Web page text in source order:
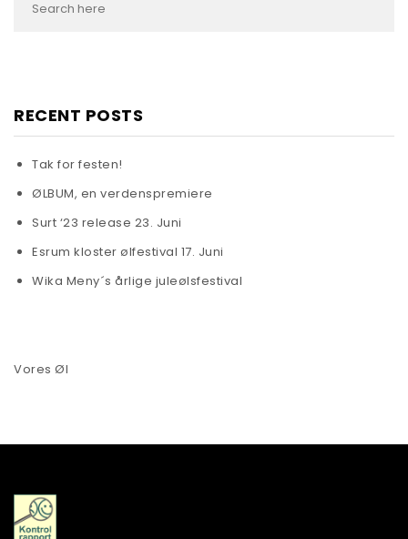
RECENT POSTS
Tak for festen!
ØLBUM, en verdenspremiere
Surt ‘23 release 23. Juni
Esrum kloster ølfestival 17. Juni
Wika Meny´s årlige juleølsfestival
Vores Øl